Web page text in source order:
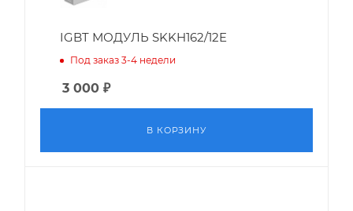
IGBT МОДУЛЬ SKKH162/12E
Под заказ 3-4 недели
3 000 ₽
В КОРЗИНУ